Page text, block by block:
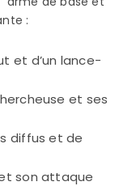
:
et d’un lance-
et ses
diffus et de
son attaque